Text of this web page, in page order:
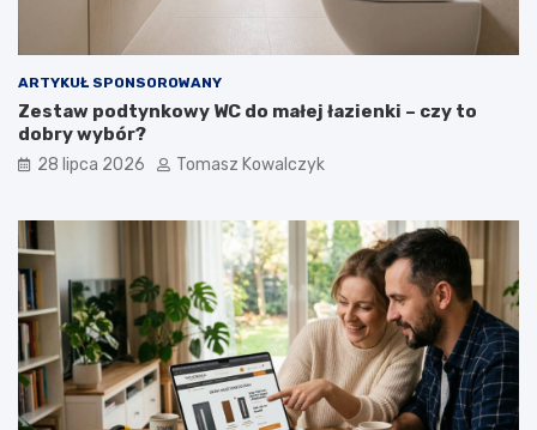
ARTYKUŁ SPONSOROWANY
Zestaw podtynkowy WC do małej łazienki – czy to
dobry wybór?
28 lipca 2026 Tomasz Kowalczyk